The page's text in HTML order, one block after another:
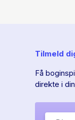
Tilmeld
Få
direkte i